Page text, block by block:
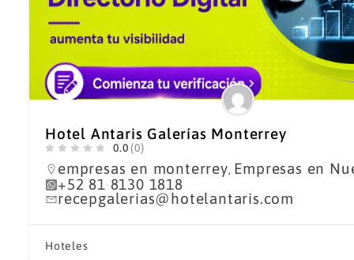
Hotel Antaris Galerías Monterrey
0.0 (0)
empresas en monterrey, Empresas en
+52 81 8130 1818
recepgalerias@hotelantaris.com
Hoteles